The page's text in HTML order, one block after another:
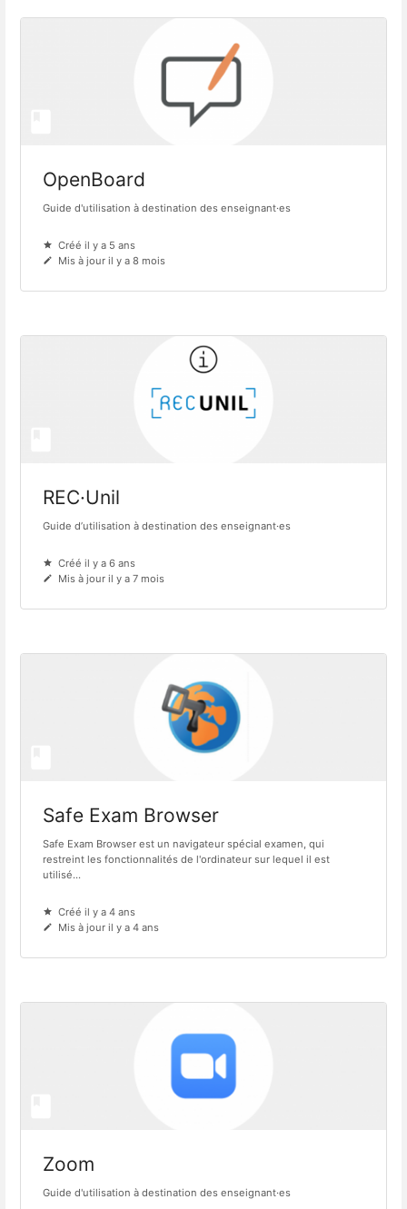
OpenBoard
Guide d'utilisation à destination des enseignant·es
Créé il y a 5 ans
Mis à jour il y a 8 mois
REC·Unil
Guide d’utilisation à destination des enseignant·es
Créé il y a 6 ans
Mis à jour il y a 7 mois
Safe Exam Browser
Safe Exam Browser est un navigateur spécial examen, qui
restreint les fonctionnalités de l'ordinateur sur lequel il est
utilisé...
Créé il y a 4 ans
Mis à jour il y a 4 ans
Zoom
Guide d'utilisation à destination des enseignant·es